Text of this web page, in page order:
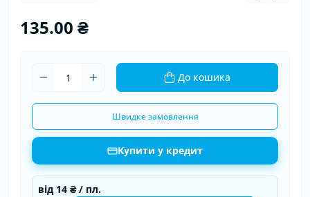
135.00 ₴
До кошика
Швидке замовлення
Купити у кредит
від 14 ₴ / пл.